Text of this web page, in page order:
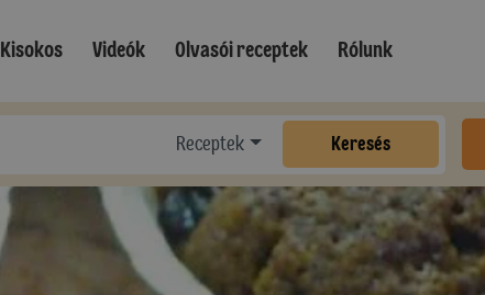
Kisokos Videók Olvasói receptek Rólunk
Receptek Keresés